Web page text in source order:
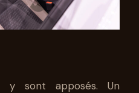
y sont apposés. Un